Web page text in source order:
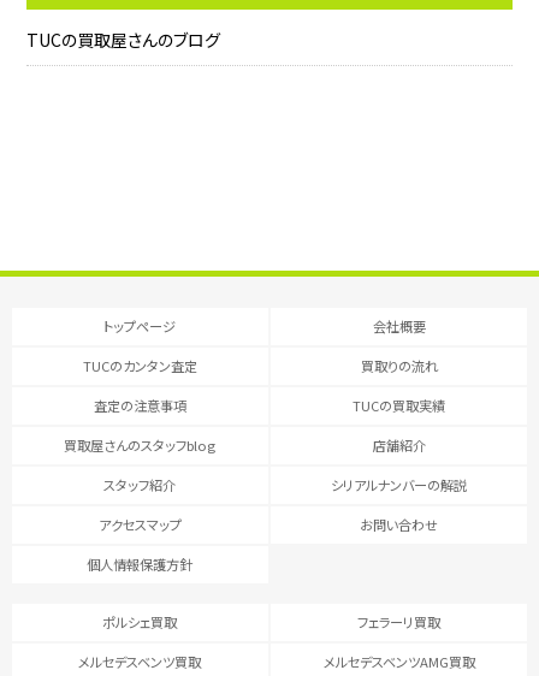
TUCの買取屋さんのブログ
トップページ 会社概要
TUCのカンタン査定 買取りの流れ
査定の注意事項 TUCの買取実績
買取屋さんのスタッフblog 店舗紹介
スタッフ紹介 シリアルナンバーの解説
アクセスマップ お問い合わせ
個人情報保護方針
ポルシェ買取 フェラーリ買取
メルセデスベンツ買取 メルセデスベンツAMG買取